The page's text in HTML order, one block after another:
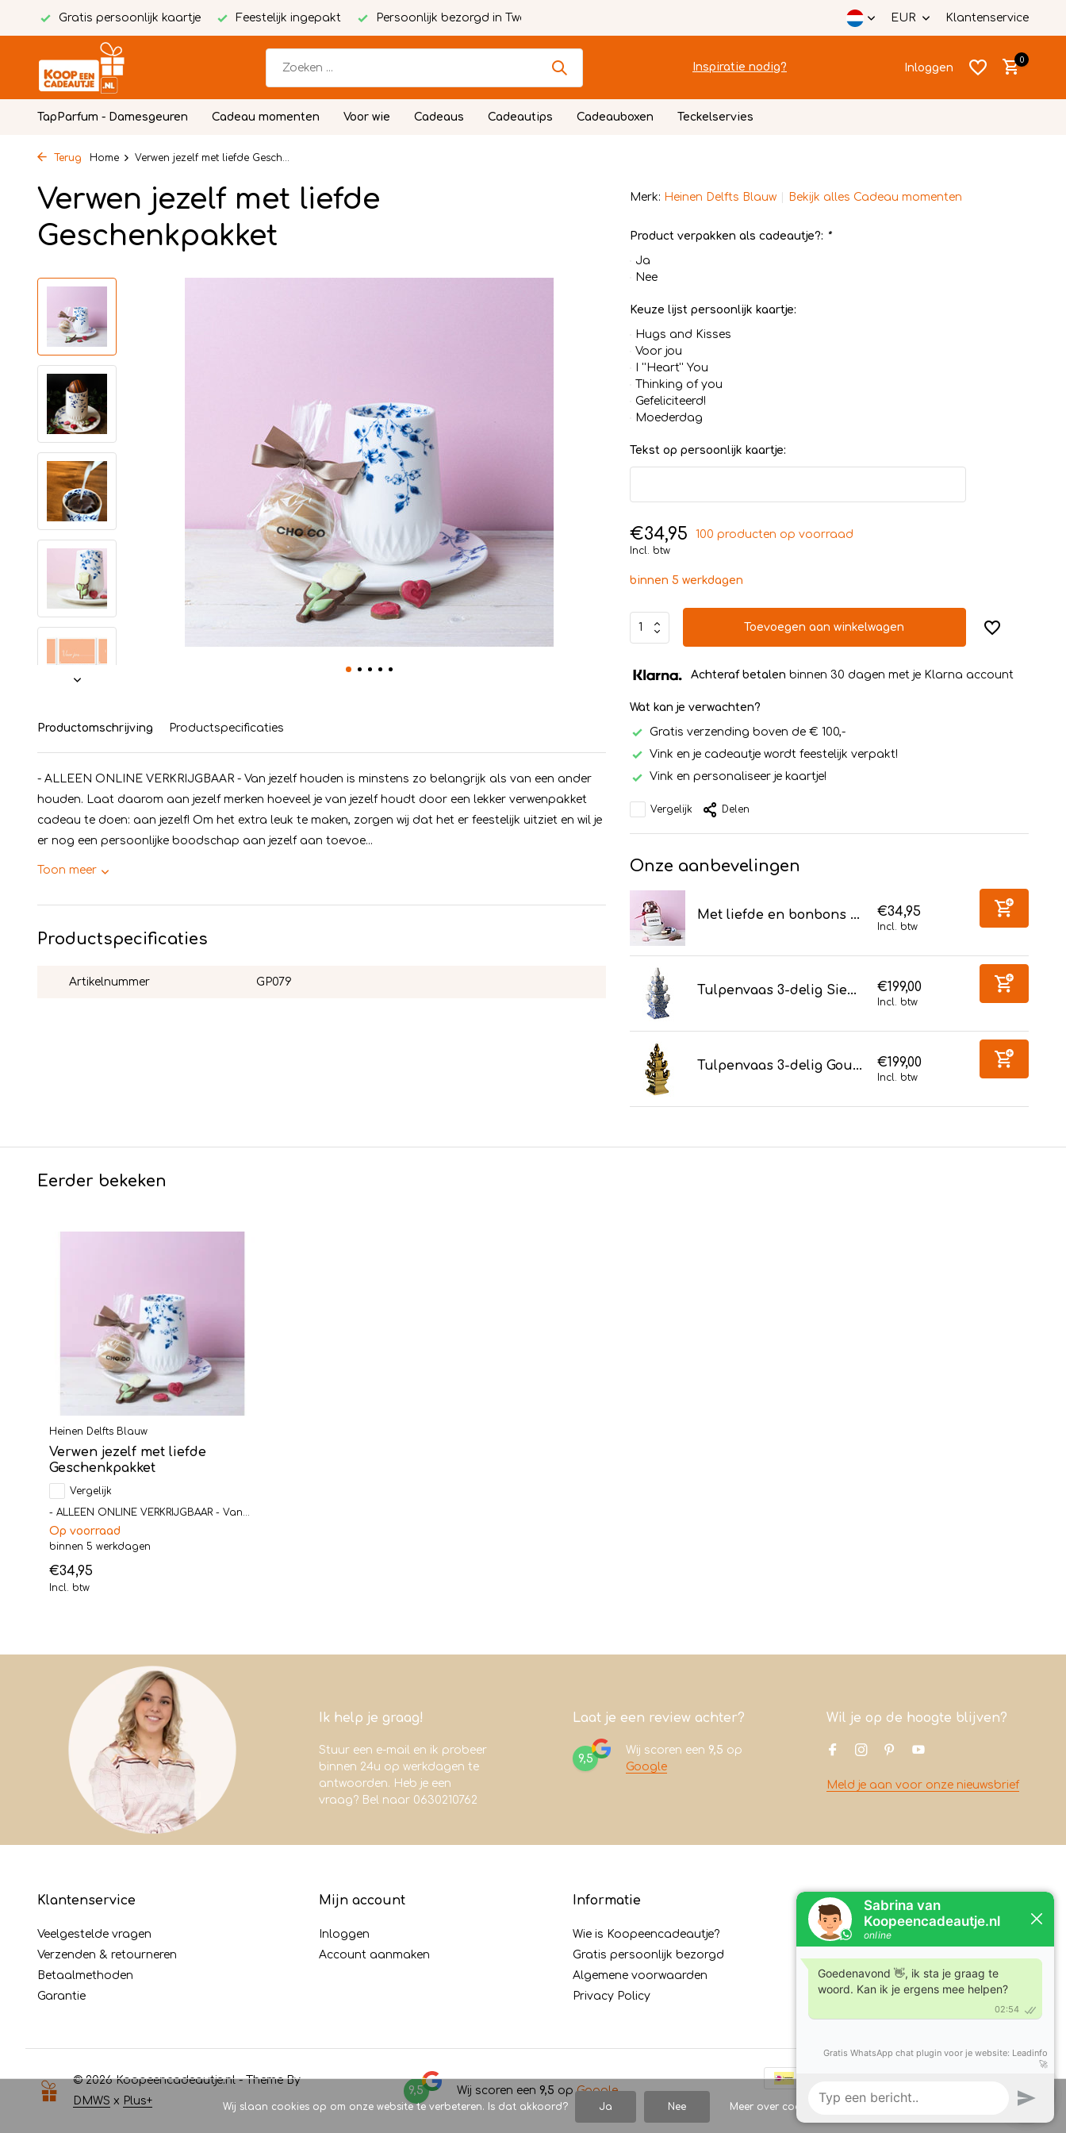
Gratis persoonlijk kaartje Feestelijk ingepakt Persoonlijk bezorgd in Twente EUR Klantenservice
Inspiratie nodig? Inloggen
Account
0
TapParfum - Damesgeuren Cadeau momenten Voor wie Cadeaus Cadeautips Cadeauboxen Teckelservies
Terug Home Verwen jezelf met liefde Gesch...
Verwen jezelf met liefde
Geschenkpakket
Productomschrijving Productspecificaties
- ALLEEN ONLINE VERKRIJGBAAR - Van jezelf houden is minstens zo belangrijk als van een ander
houden. Laat daarom aan jezelf merken hoeveel je van jezelf houdt door een lekker verwenpakket
cadeau te doen: aan jezelf! Om het extra leuk te maken, zorgen wij dat het er feestelijk uitziet en wil je
er nog een persoonlijke boodschap aan jezelf aan toevoe...
Toon meer
Productspecificaties
Artikelnummer GP079
Merk: Heinen Delfts Blauw Bekijk alles Cadeau momenten
Product verpakken als cadeautje?: *
Ja
Nee
Keuze lijst persoonlijk kaartje:
Hugs and Kisses
Voor jou
I ''Heart'' You
Thinking of you
Gefeliciteerd!
Moederdag
Tekst op persoonlijk kaartje:
€34,95 100 producten op voorraad
Incl. btw
binnen 5 werkdagen
Toevoegen aan winkelwagen
Achteraf betalen binnen 30 dagen met je Klarna account
Wat kan je verwachten?
Gratis verzending boven de € 100,-
Vink en je cadeautje wordt feestelijk verpakt!
Vink en personaliseer je kaartje!
Vergelijk Delen
Onze aanbevelingen
Met liefde en bonbons ... €34,95
Incl. btw
Tulpenvaas 3-delig Sie... €199,00
Incl. btw
Tulpenvaas 3-delig Gou... €199,00
Incl. btw
Eerder bekeken
Heinen Delfts Blauw
Verwen jezelf met liefde
Geschenkpakket
Vergelijk
- ALLEEN ONLINE VERKRIJGBAAR - Van...
Op voorraad
binnen 5 werkdagen
€34,95
Incl. btw
Ik help je graag!
Stuur een e-mail en ik probeer
binnen 24u op werkdagen te
antwoorden. Heb je een
vraag? Bel naar 0630210762
Laat je een review achter?
9,5
Wij scoren een 9,5 op
Google
Wil je op de hoogte blijven?
Meld je aan voor onze nieuwsbrief
Klantenservice
Veelgestelde vragen
Verzenden & retourneren
Betaalmethoden
Garantie
Mijn account
Inloggen
Account aanmaken
Informatie
Wie is Koopeencadeautje?
Gratis persoonlijk bezorgd
Algemene voorwaarden
Privacy Policy
Contact
Koopeencadeautje.nl
7731DC Ommen
Tel:+31630210762
E-mail:
© 2026 Koopeencadeautje.nl - Theme By
DMWS x Plus+
9,5 Wij scoren een 9,5 opGoogle
Wij slaan cookies op om onze website te verbeteren. Is dat akkoord? Ja Nee Meer over cookies »